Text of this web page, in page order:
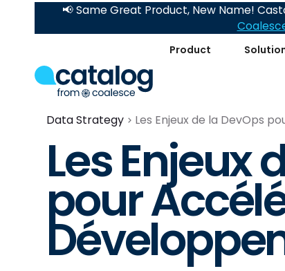
Product
📢 Same Great Product, New Name!
Data Strategy Les Enjeux de la DevOps
Les Enjeux
pour